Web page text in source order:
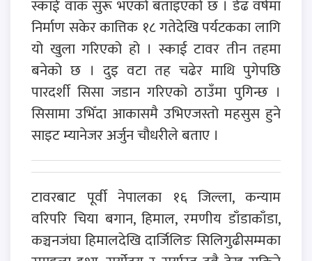
स्काई वाक सुरू भएको बताइएको छ । डेढ वर्षमा
निर्माण सकेर कात्तिक १८ गतेदेखि पर्यटकका लागि
यो खुला गरिएको हो । स्काई टावर तीन तहमा
बनेको छ । दुइ वटा तह चढेर माथि पुगेपछि
पारदर्शी सिसा जडान गरिएको ठाउँमा पुगिन्छ ।
सिसामा उभिँदा आकासमै उभिएजस्तो महसुस हुने
साइट म्यानेजर अर्जुन चौधरीले बताए ।
टावरबाट पूर्वी नेपालका १६ जिल्ला, कन्याम
वरिपरि चिया बगान, हिमाल, रमणीय डाँडाकाँडा,
कञ्चनजंघा हिमालदेखि दार्जिलिङ सिलिगुढीसम्मका